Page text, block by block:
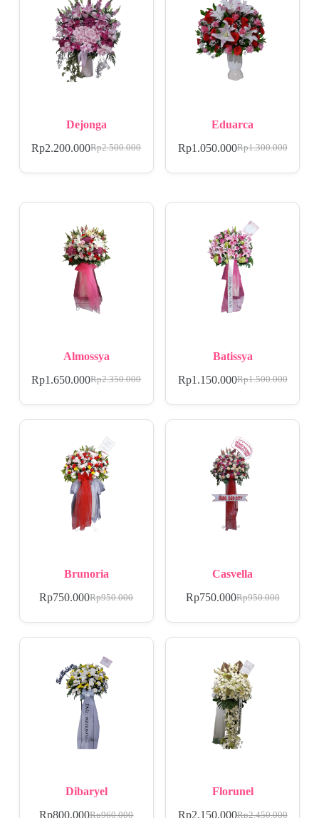
Dejonga
Rp2.500.000
Rp2.200.000
Eduarca
Rp1.300.000
Rp1.050.000
Almossya
Rp2.350.000
Rp1.650.000
Batissya
Rp1.500.000
Rp1.150.000
Brunoria
Rp950.000
Rp750.000
Casvella
Rp950.000
Rp750.000
Dibaryel
Rp960.000
Rp800.000
Florunel
Rp2.450.000
Rp2.150.000